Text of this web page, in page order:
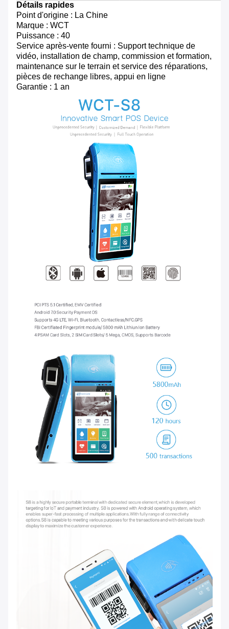
Détails rapides
Point d'origine : La Chine
Marque : WCT
Puissance : 40
Service après-vente fourni : Support technique de
vidéo, installation de champ, commission et formation,
maintenance sur le terrain et service des réparations,
pièces de rechange libres, appui en ligne
Garantie : 1 an